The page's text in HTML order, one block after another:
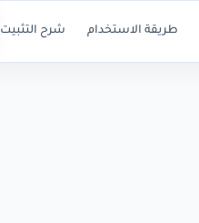
طريقة الاستخدام شرح التثبيت